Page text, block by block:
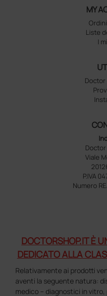
MY
Liste
I
Doctor
Doctor
Viale
P.IVA
Numero
DOCTORSHOP.IT È
DEDICATO ALLA
Relativamente ai prodotti
aventi la seguente natura:
medico – diagnostici in